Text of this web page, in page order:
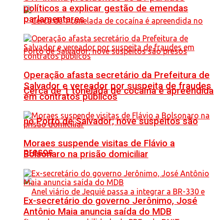
Cerca de 1 tonelada de cocaína é apreendida
no Porto de Salvador; nove suspeitos são
presos
políticos a explicar gestão de emendas
parlamentares
Operação afasta secretário da Prefeitura de
Salvador e vereador por suspeita de fraudes
em contratos públicos
Moraes suspende visitas de Flávio a
Bolsonaro na prisão domiciliar
Ex-secretário do governo Jerônimo, José
Antônio Maia anuncia saída do MDB